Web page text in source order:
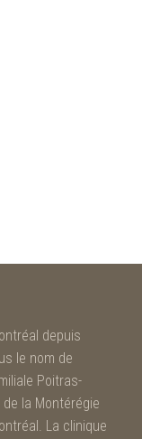
depuis
le nom de
Poitras-
la Montérégie
La clinique